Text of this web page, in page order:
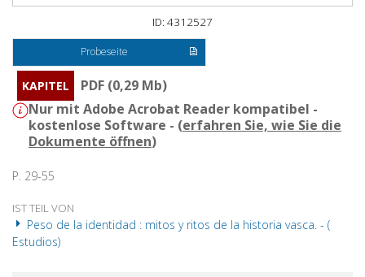
ID: 4312527
Probeseite
KAPITEL
PDF (0,29 Mb)
Nur mit Adobe Acrobat Reader kompatibel -
kostenlose Software - (erfahren Sie, wie Sie die
Dokumente öffnen)
P. 29-55
IST TEIL VON
Peso de la identidad : mitos y ritos de la historia vasca. - (
Estudios)